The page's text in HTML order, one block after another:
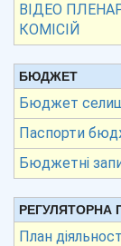
ВІДЕО
КОМІСІЙ
БЮДЖЕТ
Бюджет
Паспорти
Бюджетні
РЕГУЛЯТОРНА
План